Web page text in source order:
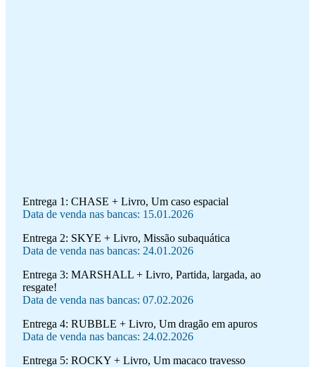
Entrega 1: CHASE + Livro, Um caso espacial
Data de venda nas bancas: 15.01.2026
Entrega 2: SKYE + Livro, Missão subaquática
Data de venda nas bancas: 24.01.2026
Entrega 3: MARSHALL + Livro, Partida, largada, ao
resgate!
Data de venda nas bancas: 07.02.2026
Entrega 4: RUBBLE + Livro, Um dragão em apuros
Data de venda nas bancas: 24.02.2026
Entrega 5: ROCKY + Livro, Um macaco travesso